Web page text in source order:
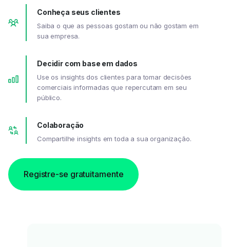
Conheça seus clientes
Saiba o que as pessoas gostam ou não gostam em
sua empresa.
Decidir com base em dados
Use os insights dos clientes para tomar decisões
comerciais informadas que repercutam em seu
público.
Colaboração
Compartilhe insights em toda a sua organização.
Registre-se gratuitamente